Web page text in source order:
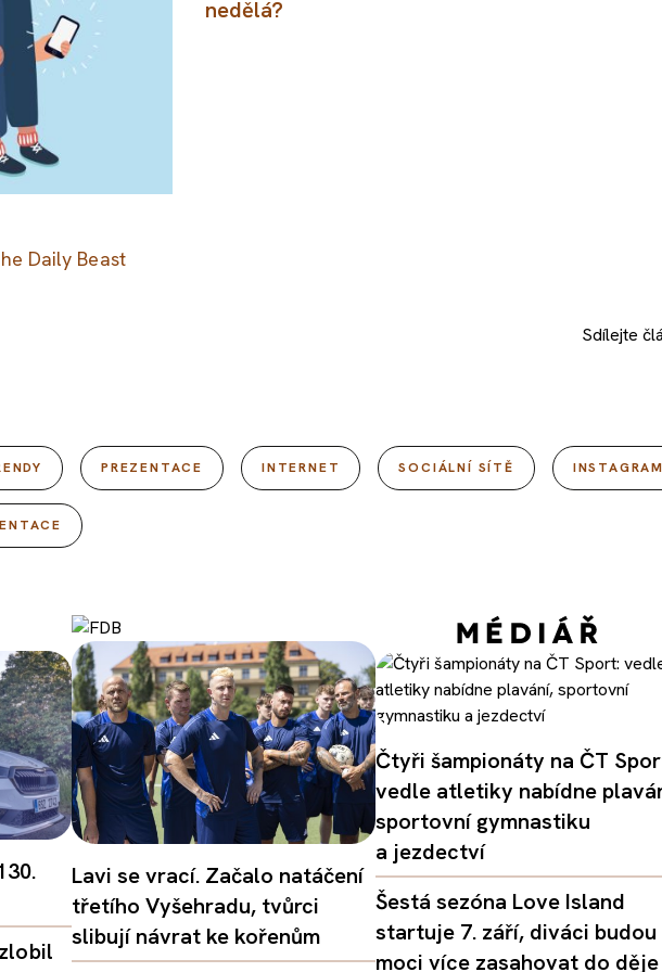
nedělá?
Daily Beast
Sdílejte
PREZENTACE INTERNET SOCIÁLNÍ SÍTĚ INSTAGRAM
Lavi se vrací. Začalo natáčení
třetího Vyšehradu, tvůrci
slibují návrat ke kořenům
Čtyři šampionáty na ČT
vedle atletiky nabídne
sportovní gymnastiku
a jezdectví
Šestá sezóna Love Island
startuje 7. září, diváci budou
moci více zasahovat do děje